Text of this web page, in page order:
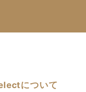
について